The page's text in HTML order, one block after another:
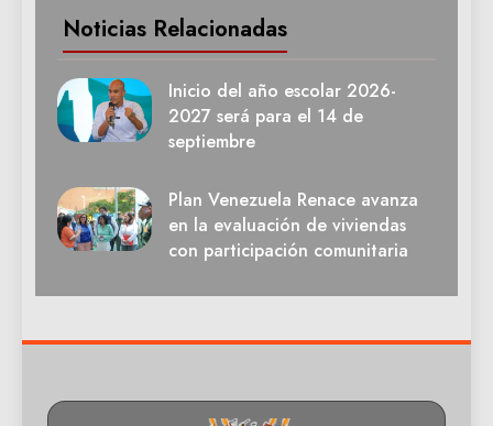
Noticias Relacionadas
Inicio del año escolar 2026-
2027 será para el 14 de
septiembre
Plan Venezuela Renace avanza
en la evaluación de viviendas
con participación comunitaria